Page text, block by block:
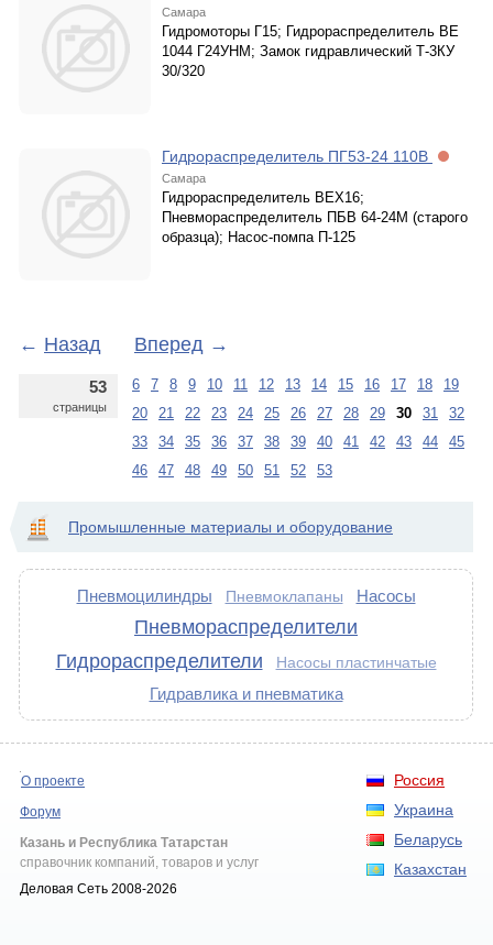
Самара
Гидромоторы Г15; Гидрораспределитель ВЕ
1044 Г24УНМ; Замок гидравлический Т-3КУ
30/320
Гидрораспределитель ПГ53-24 110В
Самара
Гидрораспределитель ВЕХ16;
Пневмораспределитель ПБВ 64-24М (старого
образца); Насос-помпа П-125
← Назад Вперед →
53
страницы
6 7 8 9 10 11 12 13 14 15 16 17 18
19
20
21 22 23 24 25 26 27 28 29 30 31
32
33
34 35 36 37 38 39 40 41 42 43 44
45
46
47 48 49 50 51 52 53
Промышленные материалы и оборудование
Пневмоцилиндры Пневмоклапаны Насосы
Пневмораспределители
Гидрораспределители
Насосы пластинчатые
Гидравлика и пневматика
Россия
Украина
Беларусь
Казахстан
О проекте
Форум
Казань и Республика Татарстан
справочник компаний, товаров и услуг
Деловая Сеть 2008-2026